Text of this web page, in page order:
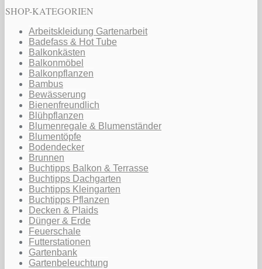
SHOP-KATEGORIEN
Arbeitskleidung Gartenarbeit
Badefass & Hot Tube
Balkonkästen
Balkonmöbel
Balkonpflanzen
Bambus
Bewässerung
Bienenfreundlich
Blühpflanzen
Blumenregale & Blumenständer
Blumentöpfe
Bodendecker
Brunnen
Buchtipps Balkon & Terrasse
Buchtipps Dachgarten
Buchtipps Kleingarten
Buchtipps Pflanzen
Decken & Plaids
Dünger & Erde
Feuerschale
Futterstationen
Gartenbank
Gartenbeleuchtung